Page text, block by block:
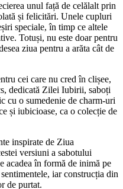
unul față de celălalt prin
și felicitări. Unele cupluri
speciale, în timp ce altele
Totuși, nu este doar pentru
ziua pentru a arăta cât de
cei care nu cred în clișee,
dedicată Zilei Iubirii, saboți
cu o sumedenie de charm-uri
și iubicioase, ca o colecție de
inspirate de Ziua
versiuni a sabotului
acadea în formă de inimă pe
iar construcția din
de purtat.